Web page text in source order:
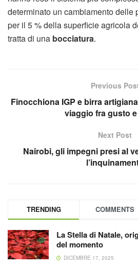
determinato un cambiamento delle
per il 5 % della superficie agricola
tratta di una bocciatura.
Previous
Finocchiona IGP e birra
viaggio fra gusto
Next Post
Nairobi, gli impegni presi al
TRENDING COMMENTS
La Stella di Natale,
del momento
DICEMBRE 17, 2025